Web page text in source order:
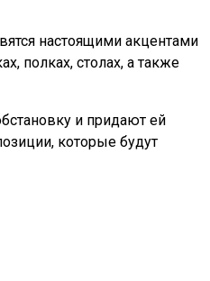
настоящими акцентами
полках, столах, а также
и придают ей
которые будут